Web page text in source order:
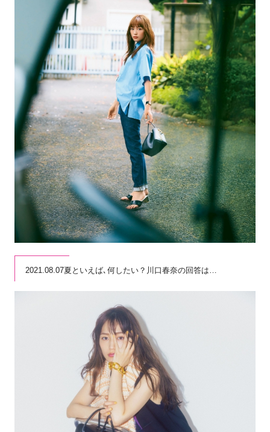
2021.08.07夏といえば､何したい？川口春奈の回答は…